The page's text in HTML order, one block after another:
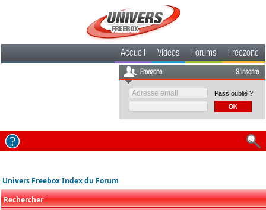
Accueil Videos Forums Freezone
Freezone S'inscrire
Pass oublié ?
Univers Freebox Index du Forum
Rechercher